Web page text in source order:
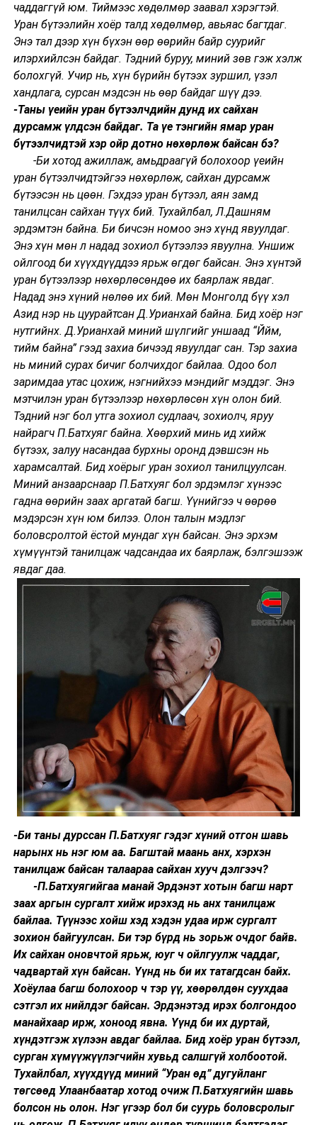
чаддаггүй юм. Тиймээс хөдөлмөр заавал хэрэгтэй.
Уран бүтээлийн хоёр талд хөдөлмөр, авьяас багтдаг.
Энэ тал дээр хүн бүхэн өөр өөрийн байр суурийг
илэрхийлсэн байдаг. Тэдний буруу, миний зөв гэж хэлж
болохгүй. Учир нь, хүн бүрийн бүтээх зуршил, үзэл
хандлага, сурсан мэдсэн нь өөр байдаг шүү дээ.
-Таны үеийн уран бүтээлчдийн дунд их сайхан
дурсамж үлдсэн байдаг. Та үе тэнгийн ямар уран
бүтээлчидтэй хэр ойр дотно нөхөрлөж байсан бэ?
-Би хотод ажиллаж, амьдраагүй болохоор үеийн
уран бүтээлчидтэйгээ нөхөрлөж, сайхан дурсамж
бүтээсэн нь цөөн. Гэхдээ уран бүтээл, аян замд
танилцсан сайхан түүх бий. Тухайлбал, Л.Дашням
эрдэмтэн байна. Би бичсэн номоо энэ хүнд явуулдаг.
Энэ хүн мөн л надад зохиол бүтээлээ явуулна. Уншиж
ойлгоод би хүүхдүүддээ ярьж өгдөг байсан. Энэ хүнтэй
уран бүтээлээр нөхөрлөсөндөө их баярлаж явдаг.
Надад энэ хүний нөлөө их бий. Мөн Монголд бүү хэл
Азид нэр нь цуурайтсан Д.Урианхай байна. Бид хоёр нэг
нутгийнх. Д.Урианхай миний шүлгийг уншаад “Ййм,
тийм байна” гээд захиа бичээд явуулдаг сан. Тэр захиа
нь миний сурах бичиг болчихдог байлаа. Одоо бол
заримдаа утас цохиж, нэгнийхээ мэндийг мэддэг. Энэ
мэтчилэн уран бүтээлээр нөхөрлөсөн хүн олон бий.
Тэдний нэг бол утга зохиол судлаач, зохиолч, яруу
найрагч П.Батхуяг байна. Хөөрхий минь ид хийж
бүтээх, залуу насандаа бурхны оронд дэвшсэн нь
харамсалтай. Бид хоёрыг уран зохиол танилцуулсан.
Миний анзаарснаар П.Батхуяг бол эрдэмлэг хүнээс
гадна өөрийн заах аргатай багш. Үүнийгээ ч өөрөө
мэдэрсэн хүн юм билээ. Олон талын мэдлэг
боловсролтой ёстой мундаг хүн байсан. Энэ эрхэм
хүмүүнтэй танилцаж чадсандаа их баярлаж, бэлгэшээж
явдаг даа.
-Би таны дурссан П.Батхуяг гэдэг хүний отгон шавь
нарынх нь нэг юм аа. Багштай маань анх, хэрхэн
танилцаж байсан талаараа сайхан хууч дэлгээч?
-П.Батхуягийгаа манай Эрдэнэт хотын багш нарт
заах аргын сургалт хийж ирэхэд нь анх танилцаж
байлаа. Түүнээс хойш хэд хэдэн удаа ирж сургалт
зохион байгуулсан. Би тэр бүрд нь зорьж очдог байв.
Их сайхан оновчтой ярьж, юуг ч ойлгуулж чаддаг,
чадвартай хүн байсан. Үүнд нь би их татагдсан байх.
Хоёулаа багш болохоор ч тэр үү, хөөрөлдөн суухдаа
сэтгэл их нийлдэг байсан. Эрдэнэтэд ирэх болгондоо
манайхаар ирж, хоноод явна. Үүнд би их дуртай,
хүндэтгэж хүлээн авдаг байлаа. Бид хоёр уран бүтээл,
сурган хүмүүжүүлэгчийн хувьд салшгүй холбоотой.
Тухайлбал, хүүхдүүд миний “Уран өд” дугуйланг
төгсөөд Улаанбаатар хотод очиж П.Батхуягийн шавь
болсон нь олон. Нэг үгээр бол би суурь боловсролыг